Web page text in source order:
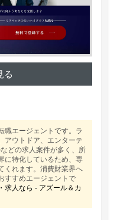
る
職エージェントです。ラ
アウトドア、エンターテ
どの求人案件が多く、所
に特化しているため、専
くれます。消費財業界へ
すすめエージェントで
求人なら - アズール＆カ